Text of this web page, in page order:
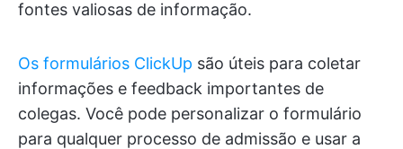
fontes valiosas de informação.
Os formulários ClickUp são úteis para coletar
informações e feedback importantes de
colegas. Você pode personalizar o formulário
para qualquer processo de admissão e usar a